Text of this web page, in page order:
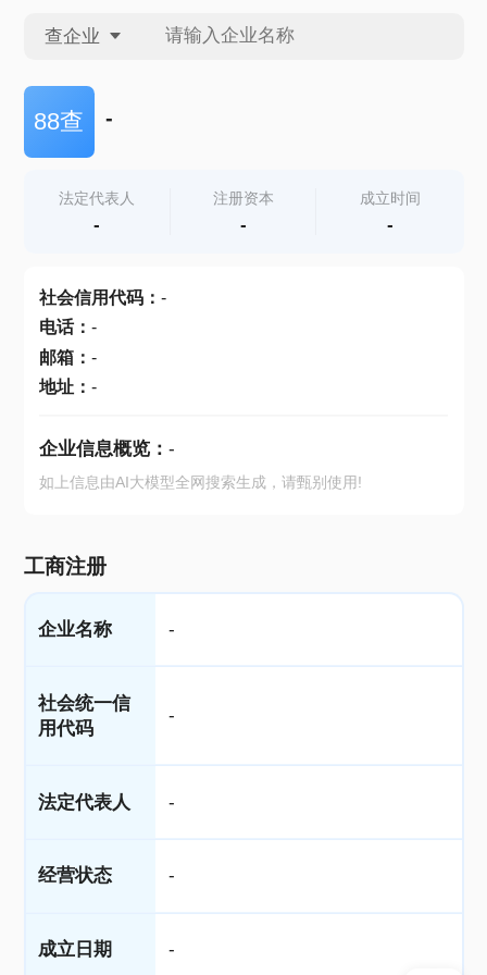
查企业
查企业
查产地
88查 -
法定代表人
-
注册资本
-
成立时间
-
社会信用代码： -
电话： -
邮箱： -
地址： -
企业信息概览： -
如上信息由AI大模型全网搜索生成，请甄别使用!
工商注册
企业名称 -
社会统一信
用代码
-
法定代表人 -
经营状态 -
成立日期 -